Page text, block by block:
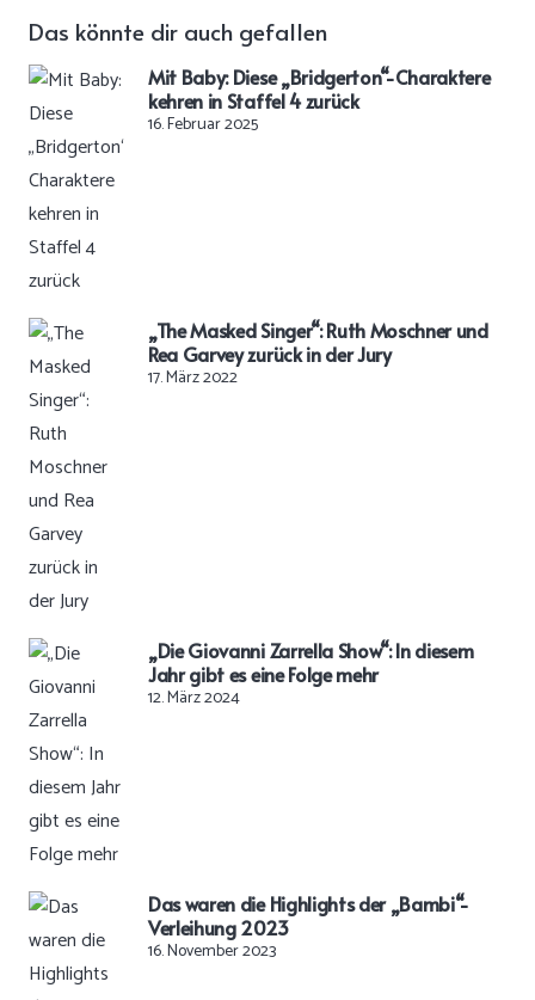
Das könnte dir auch gefallen
Mit Baby: Diese „Bridgerton“-Charaktere
kehren in Staffel 4 zurück
16. Februar 2025
„The Masked Singer“: Ruth Moschner und
Rea Garvey zurück in der Jury
17. März 2022
„Die Giovanni Zarrella Show“: In diesem
Jahr gibt es eine Folge mehr
12. März 2024
Das waren die Highlights der „Bambi“-
Verleihung 2023
16. November 2023